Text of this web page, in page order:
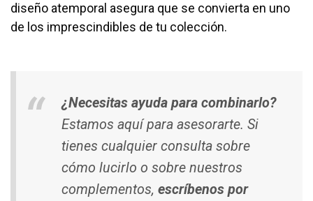
diseño atemporal asegura que se convierta en uno
de los imprescindibles de tu colección.
¿Necesitas ayuda para combinarlo?
Estamos aquí para asesorarte. Si
tienes cualquier consulta sobre
cómo lucirlo o sobre nuestros
complementos, escríbenos por